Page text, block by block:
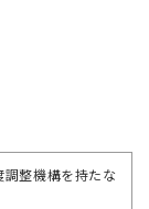
調整機構を持たな